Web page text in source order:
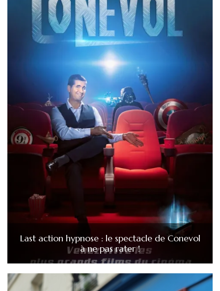
Last action hypnose : le spectacle de Conevol
à ne pas rater !